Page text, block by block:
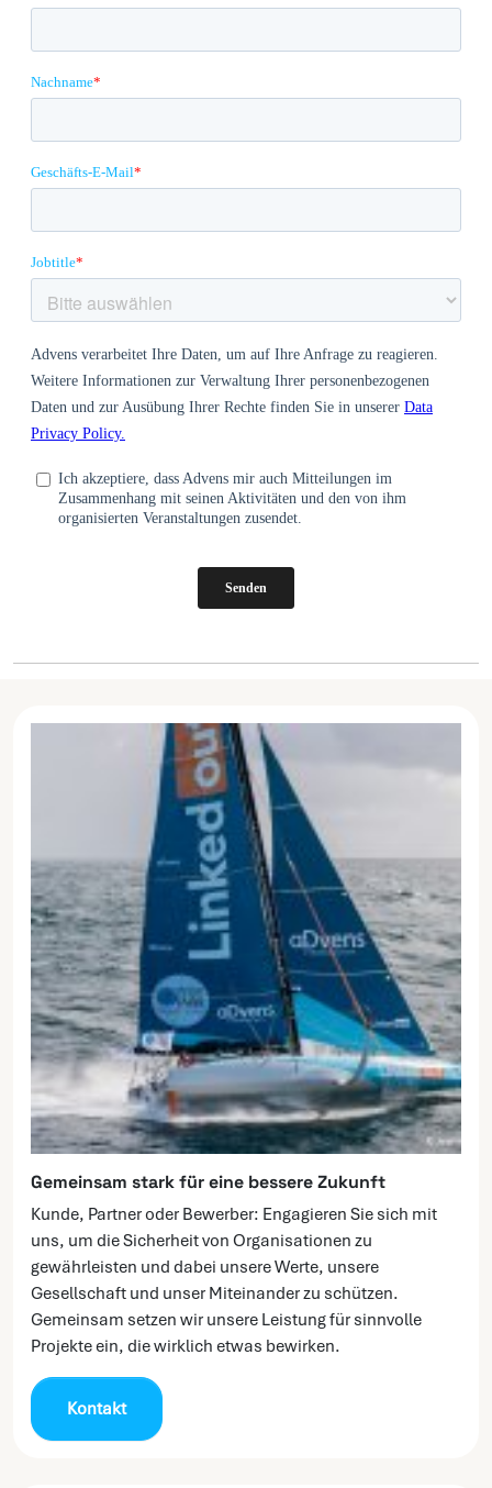
Gemeinsam stark für eine bessere Zukunft
Kunde, Partner oder Bewerber: Engagieren Sie sich mit
uns, um die Sicherheit von Organisationen zu
gewährleisten und dabei unsere Werte, unsere
Gesellschaft und unser Miteinander zu schützen.
Gemeinsam setzen wir unsere Leistung für sinnvolle
Projekte ein, die wirklich etwas bewirken.
Kontakt